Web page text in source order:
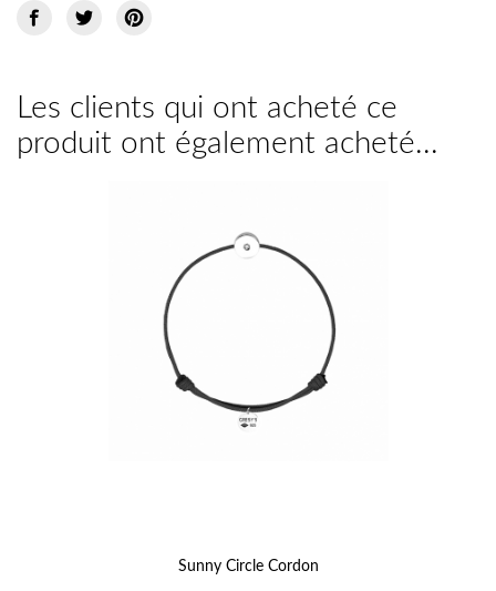
Les clients qui ont acheté ce
produit ont également acheté...
Sunny Circle Cordon